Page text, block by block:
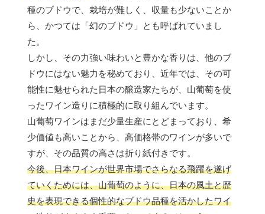
種のブドウで、栽培が難しく、収量も少ないことか
ら、かつては「幻のブドウ」とも呼ばれていまし
た。
しかし、その力強い味わいと豊かな香りは、他のブ
ドウにはない魅力を秘めており、近年では、その可
能性に魅せられた日本の醸造家たちが、山葡萄を使
ったワイン造りに積極的に取り組んでいます。
山葡萄ワインはまだ少量生産にとどまっており、希
少価値も高いことから、高価格帯のワインが多いで
すが、その品質の高さは折り紙付きです。
今後、日本ワインが世界市場でさらなる飛躍を遂げ
ていくためには、山葡萄のように、日本の風土と歴
史を表現できる個性的なブドウ品種を活かしたワイ